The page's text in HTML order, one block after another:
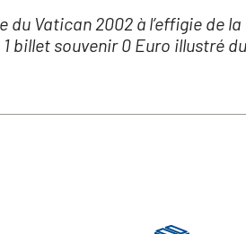
du Vatican 2002 à l’effigie de
billet souvenir 0 Euro illustré